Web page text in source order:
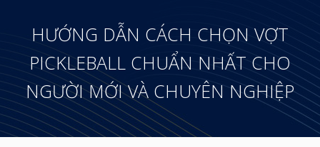
HƯỚNG DẪN CÁCH CHỌN VỢT
PICKLEBALL CHUẨN NHẤT CHO
NGƯỜI MỚI VÀ CHUYÊN NGHIỆP